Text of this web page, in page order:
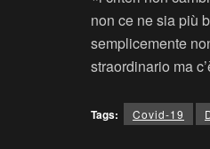
non ce ne sia più
semplicemente
straordinario ma
Tags: Covid-19